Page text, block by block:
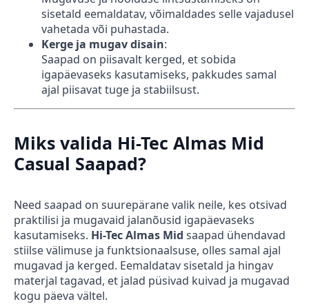
sisetald eemaldatav, võimaldades selle vajadusel
vahetada või puhastada.
Kerge ja mugav disain:
Saapad on piisavalt kerged, et sobida
igapäevaseks kasutamiseks, pakkudes samal
ajal piisavat tuge ja stabiilsust.
Miks valida Hi-Tec Almas Mid
Casual Saapad?
Need saapad on suurepärane valik neile, kes otsivad
praktilisi ja mugavaid jalanõusid igapäevaseks
kasutamiseks. Hi-Tec Almas Mid saapad ühendavad
stiilse välimuse ja funktsionaalsuse, olles samal ajal
mugavad ja kerged. Eemaldatav sisetald ja hingav
materjal tagavad, et jalad püsivad kuivad ja mugavad
kogu päeva vältel.